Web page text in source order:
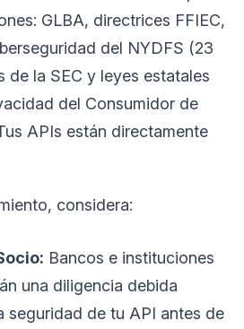
GLBA, directrices FFIEC,
del NYDFS (23
de la SEC y leyes estatales
del Consumidor de
APIs están directamente
considera:
Bancos e instituciones
una diligencia debida
seguridad de tu API antes de